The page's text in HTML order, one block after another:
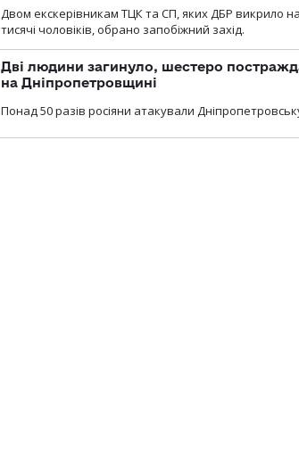
Двом екскерівникам ТЦК та СП, яких ДБР викрило
тисячі чоловіків, обрано запобіжний захід.
Дві людини загинуло, шестеро
на Дніпропетровщині
Понад 50 разів росіяни атакували